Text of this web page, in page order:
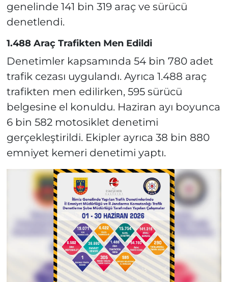
genelinde 141 bin 319 araç ve sürücü
denetlendi.
1.488 Araç Trafikten Men Edildi
Denetimler kapsamında 54 bin 780 adet
trafik cezası uygulandı. Ayrıca 1.488 araç
trafikten men edilirken, 595 sürücü
belgesine el konuldu. Haziran ayı boyunca
6 bin 582 motosiklet denetimi
gerçekleştirildi. Ekipler ayrıca 38 bin 880
emniyet kemeri denetimi yaptı.